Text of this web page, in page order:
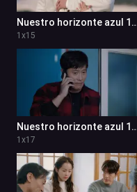
Nuestro horizonte azul 1x15
1 x15
Nuestro horizonte azul 1x17
1 x17